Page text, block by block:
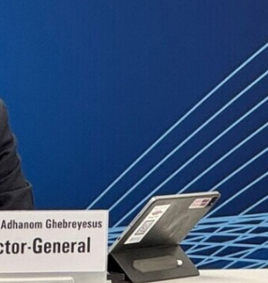
RECETA E DITES
RELAKS
RETRO JAVORE